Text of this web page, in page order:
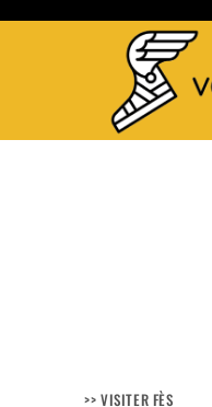
>> VISITER FÈS